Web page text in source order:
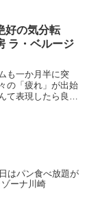
仙台駅を23:00に出
好の気分転
ラ・ベルージ
も一か月半に突
の「疲れ」が出始
て表現したら良い
はパン食べ放題が
ーナ川崎